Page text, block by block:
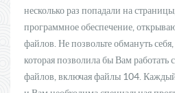
несколько раз попадали на
программное обеспечение,
файлов. Не позвольте обмануть
которая позволила бы Вам
файлов, включая файлы 104.